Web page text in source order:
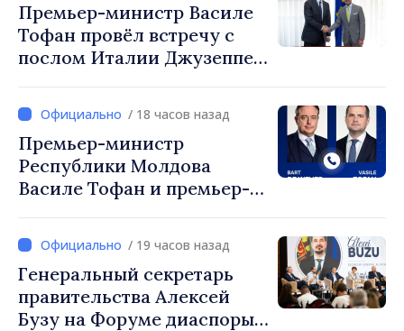
Премьер-министр Василе
Тофан провёл встречу с
послом Италии Джузеппе
/ 18 часов назад
Премьер-министр
Республики Молдова
Василе Тофан и премьер-
Вевер обсудили
европейский путь
Республики Молдова
/ 19 часов назад
Генеральный секретарь
правительства Алексей
Бузу на Форуме диаспоры: